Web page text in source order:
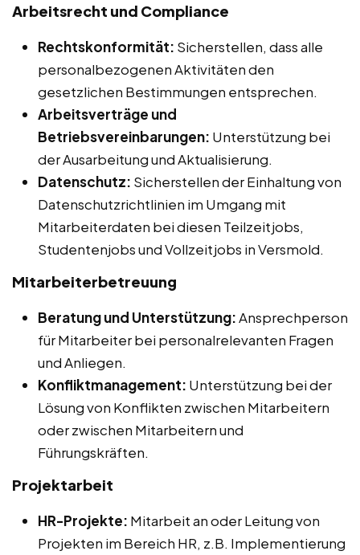
Arbeitsrecht und Compliance
Rechtskonformität: Sicherstellen, dass alle
personalbezogenen Aktivitäten den
gesetzlichen Bestimmungen entsprechen.
Arbeitsverträge und
Betriebsvereinbarungen: Unterstützung bei
der Ausarbeitung und Aktualisierung.
Datenschutz: Sicherstellen der Einhaltung von
Datenschutzrichtlinien im Umgang mit
Mitarbeiterdaten bei diesen Teilzeitjobs,
Studentenjobs und Vollzeitjobs in Versmold.
Mitarbeiterbetreuung
Beratung und Unterstützung:Ansprechperson
für Mitarbeiter bei personalrelevanten Fragen
und Anliegen.
Konfliktmanagement: Unterstützung bei der
Lösung von Konflikten zwischen Mitarbeitern
oder zwischen Mitarbeitern und
Führungskräften.
Projektarbeit
HR-Projekte: Mitarbeit an oder Leitung von
Projekten im Bereich HR, z.B. Implementierung